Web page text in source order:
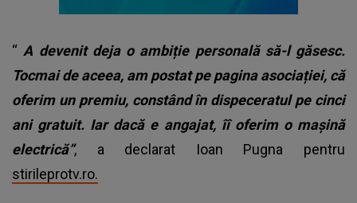
“ A devenit deja o ambiție personală să-l găsesc.
Tocmai de aceea, am postat pe pagina asociației, că
oferim un premiu, constând în dispeceratul pe cinci
ani gratuit. Iar dacă e angajat, îî oferim o mașină
electrică”, a declarat Ioan Pugna pentru
stirileprotv.ro.